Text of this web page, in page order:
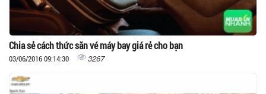
Chia sẻ cách thức săn vé máy bay giá rẻ cho bạn
03/06/2016 09:14:30 3267